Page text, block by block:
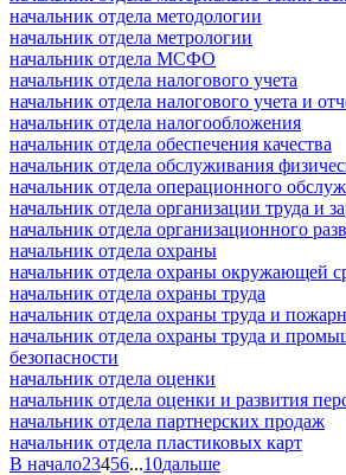
начальник отдела методологии
начальник отдела метрологии
начальник отдела МСФО
начальник отдела налогового учета
начальник отдела налогового учета и
начальник отдела налогообложения
начальник отдела обеспечения качества
начальник отдела обслуживания
начальник отдела операционного
начальник отдела организации труда и
начальник отдела организационного
начальник отдела охраны
начальник отдела охраны окружающей
начальник отдела охраны труда
начальник отдела охраны труда и
начальник отдела охраны труда и
безопасности
начальник отдела оценки
начальник отдела оценки и развития
начальник отдела партнерских продаж
начальник отдела пластиковых карт
В начало23456...10дальше